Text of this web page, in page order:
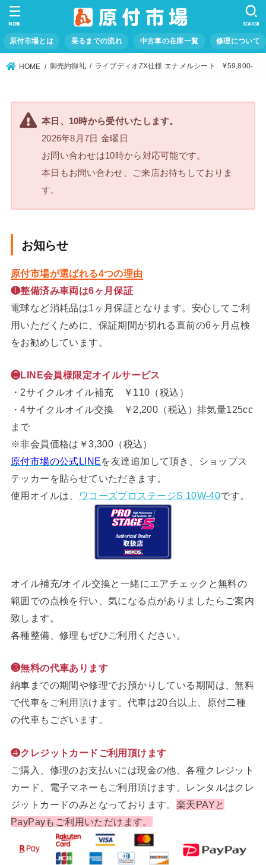
原付市場とは 乗るまでの流れ 中古車の在庫一覧 修理について
SEARCH
MENU
HOME 御売約御礼 ライブディオZX仕様 エナメルシート ¥59,800-
本日、10時から受付いたします。
2026年8月7日 金曜日
お問い合わせは10時から対応可能です。
本日もお問い合わせ、ご来店お待ちしておりま
す。
お知らせ
原付市場が選ばれる4つの理由
❶整備済み車両は6ヶ月保証
電球など消耗品は1ヶ月保証となります。安心してご利
用いただくために、保証期間が切れる直前の6ヶ月点検
をお勧めしています。
❷LINE会員様限定オイルサービス
・2サイクルオイル補充 ￥110（税込）
・4サイクルオイル交換 ￥2,200（税込）排気量125cc
まで
※非会員価格は￥3,300（税込）
原付市場の公式LINEを友達追加して頂き、ショップス
テッカーを貼らせていただきます。
使用オイルは、
ワコーズプロステージS 10W-40です。
オイル補充/オイル交換と一緒にエアチェックと無料の
範囲での点検を行い、気になる点がありましたらご案内
致します。
各種整備、修理もぜひご利用ください。
❸無料の代車あります
納車までの期間や修理でお預かりしている期間は、無料
で代車をご利用頂けます。代車は20台以上、原付二種
の代車もございます。
❹クレジットカードご利用頂けます
ご購入、修理のお支払いには現金の他、各種クレジット
カード、電子マネーもご利用頂けます。レンタルはクレ
ジットカードのみとなっております。 楽天PAYと
PayPayもご利用いただけます。